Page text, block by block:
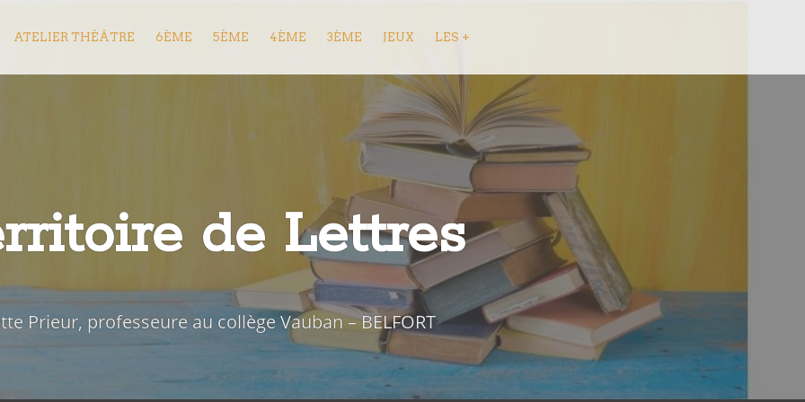
ATELIER THÉÂTRE 6ÈME 5ÈME 4ÈME 3ÈME JEUX LES +
de Lettres
Prieur, professeure au collège Vauban – BELFORT